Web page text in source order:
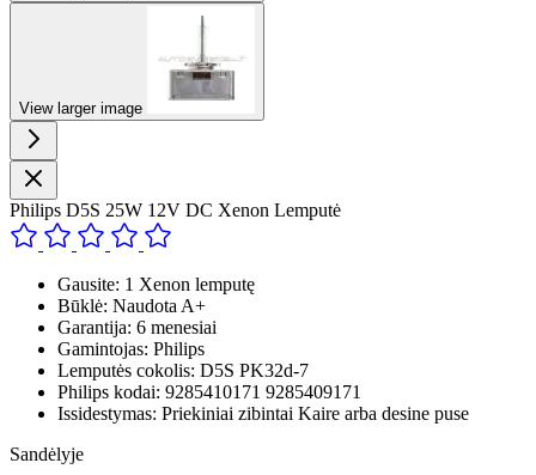
View larger image
Philips D5S 25W 12V DC Xenon Lemputė
Gausite: 1 Xenon lemputę
Būklė: Naudota A+
Garantija: 6 menesiai
Gamintojas: Philips
Lemputės cokolis: D5S PK32d-7
Philips kodai: 9285410171 9285409171
Issidestymas: Priekiniai zibintai Kaire arba desine puse
Sandėlyje